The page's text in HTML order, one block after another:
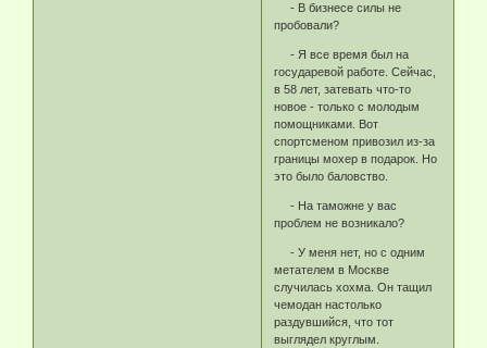
- В бизнесе силы не
пробовали?
- Я все время был на
государевой работе. Сейчас,
в 58 лет, затевать что-то
новое - только с молодым
помощниками. Вот
спортсменом привозил из-за
границы мохер в подарок. Но
это было баловство.
- На таможне у вас
проблем не возникало?
- У меня нет, но с одним
метателем в Москве
случилась хохма. Он тащил
чемодан настолько
раздувшийся, что тот
выглядел круглым.